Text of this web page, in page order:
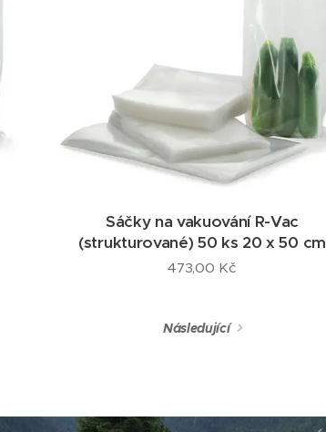
Sáčky na vakuování R-Vac
(strukturované) 50 ks 20 x 50 cm
473,00 Kč
Následující